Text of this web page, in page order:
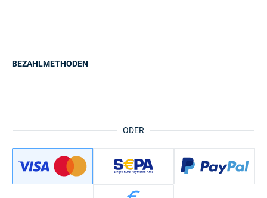
ODER
BEZAHLMETHODEN